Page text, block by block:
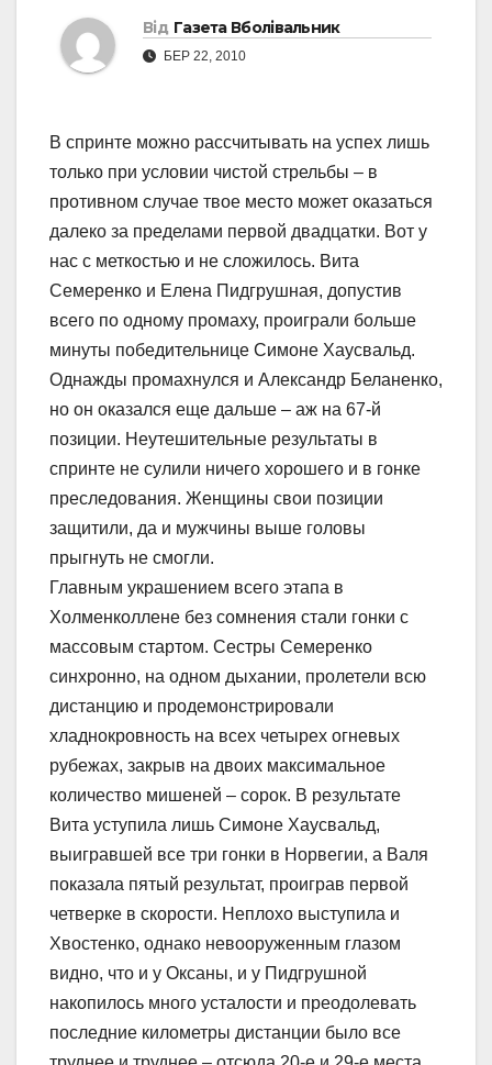
Від Газета Вболівальник
БЕР 22, 2010
В спринте можно рассчитывать на успех лишь
только при условии чистой стрельбы – в
противном случае твое место может оказаться
далеко за пределами первой двадцатки. Вот у
нас с меткостью и не сложилось. Вита
Семеренко и Елена Пидгрушная, допустив
всего по одному промаху, проиграли больше
минуты победительнице Симоне Хаусвальд.
Однажды промахнулся и Александр Беланенко,
но он оказался еще дальше – аж на 67-й
позиции. Неутешительные результаты в
спринте не сулили ничего хорошего и в гонке
преследования. Женщины свои позиции
защитили, да и мужчины выше головы
прыгнуть не смогли.
Главным украшением всего этапа в
Холменколлене без сомнения стали гонки с
массовым стартом. Сестры Семеренко
синхронно, на одном дыхании, пролетели всю
дистанцию и продемонстрировали
хладнокровность на всех четырех огневых
рубежах, закрыв на двоих максимальное
количество мишеней – сорок. В результате
Вита уступила лишь Симоне Хаусвальд,
выигравшей все три гонки в Норвегии, а Валя
показала пятый результат, проиграв первой
четверке в скорости. Неплохо выступила и
Хвостенко, однако невооруженным глазом
видно, что и у Оксаны, и у Пидгрушной
накопилось много усталости и преодолевать
последние километры дистанции было все